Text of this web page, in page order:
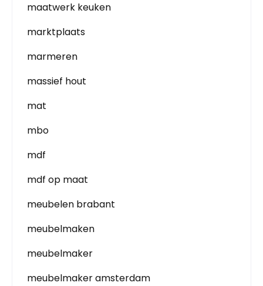
maatwerk keuken
marktplaats
marmeren
massief hout
mat
mbo
mdf
mdf op maat
meubelen brabant
meubelmaken
meubelmaker
meubelmaker amsterdam